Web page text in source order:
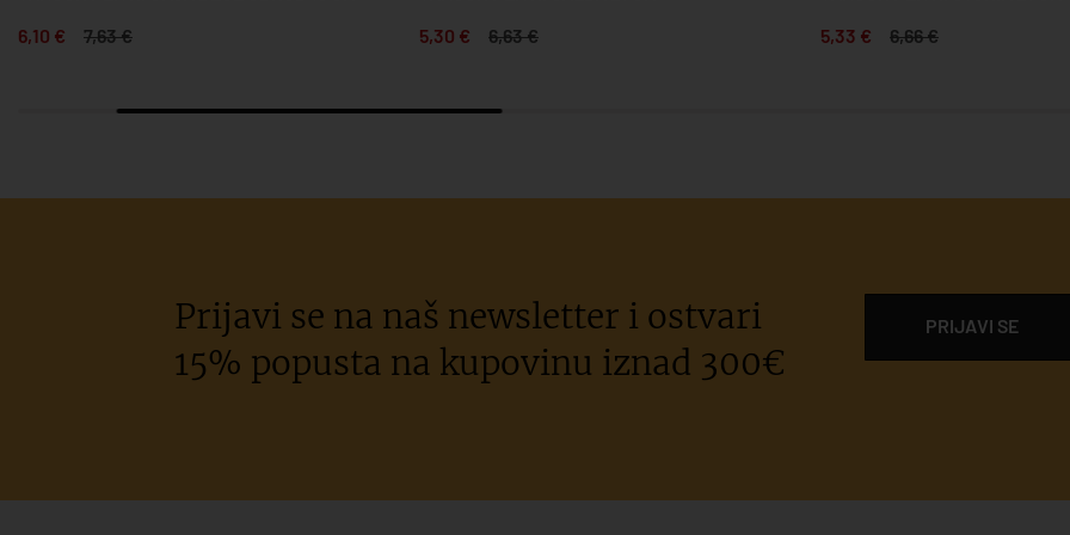
6,10 €
7,63 €
5,30 €
6,63 €
5,33 €
6,66 €
Prijavi se na naš newsletter i ostvari
15% popusta na kupovinu iznad 300€
PRIJAVI SE